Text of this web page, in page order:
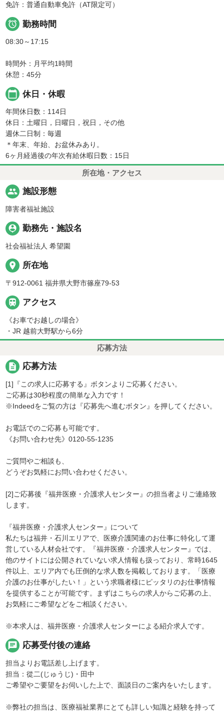
免許：普通自動車免許（AT限定可）
 勤務時間
08:30～17:15
時間外：月平均1時間
休憩：45分
calendar_today 休日・休暇
年間休日数：114日
休日：土曜日，日曜日，祝日，その他
週休二日制：毎週
＊年末、年始、お盆休みあり。
6ヶ月経過後の年次有給休暇日数：15日
所在地・アクセス
people 施設形態
障害者福祉施設
person_pin 勤務先・施設名
社会福祉法人 希望園
place 所在地
〒912-0061 福井県大野市篠座79-53
 アクセス
《お車でお越しの場合》
・JR 越前大野駅から6分
応募方法
description 応募方法
[1]『この求人に応募する』ボタンよりご応募ください。
ご応募は30秒程度の簡単な入力です！
※Indeedをご覧の方は『応募先へ進むボタン』を押してください。
お電話でのご応募も可能です。
《お問い合わせ先》0120-55-1235
ご質問やご相談も、
どうぞお気軽にお問い合わせください。
[2]ご応募後『福井医療・介護求人センター』の担当者よりご連絡致
します。
『福井医療・介護求人センター』について
私たちは福井・石川エリアで、医療介護関連のお仕事に特化して運
営している人材会社です。『福井医療・介護求人センター』では、
他のサイトには公開されていない求人情報も扱っており、常時1645
件以上、エリア内でも圧倒的な求人数を掲載しております。「医療
介護のお仕事がしたい！」という求職者様にピッタリのお仕事情報
を提供することが可能です。まずはこちらの求人からご応募の上、
お気軽にご希望などをご相談ください。
※本求人は、福井医療・介護求人センターによる紹介求人です。
chat 応募受付後の連絡
担当よりお電話差し上げます。
担当：從二(じゅうじ)・田中
ご希望やご要望をお伺いした上で、面談日のご案内をいたします。
※弊社の担当は、医療福祉業界にとても詳しい知識と経験を持って